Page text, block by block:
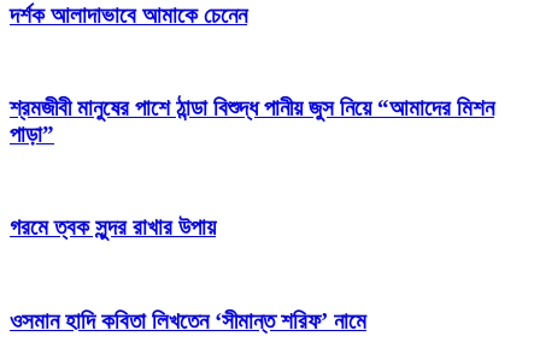
দর্শক আলাদাভাবে আমাকে চেনেন
শ্রমজীবী মানুষের পাশে ঠান্ডা বিশুদ্ধ পানীয় জুস নিয়ে “আমাদের মিশন
পাড়া”
গরমে ত্বক সুন্দর রাখার উপায়
ওসমান হাদি কবিতা লিখতেন ‘সীমান্ত শরিফ’ নামে